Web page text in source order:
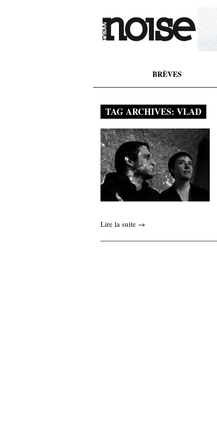
BRÈVES
TAG ARCHIVES: VLAD
Lire la suite →